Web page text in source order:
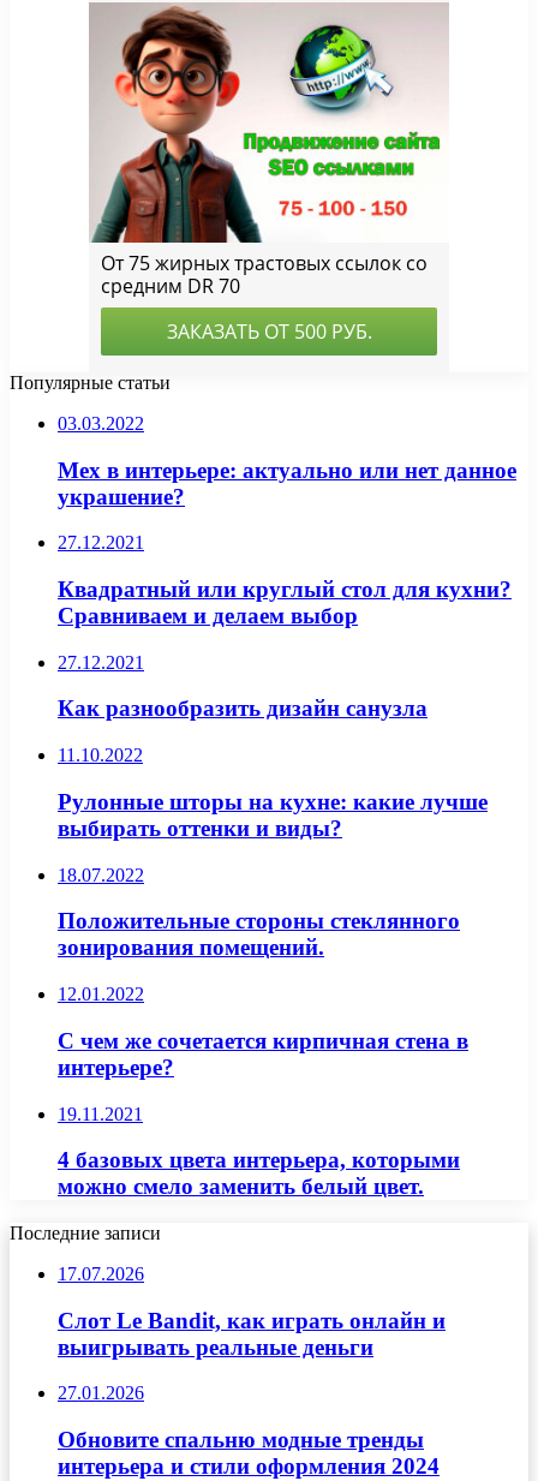
Популярные статьи
03.03.2022
Мех в интерьере: актуально или нет данное
украшение?
27.12.2021
Квадратный или круглый стол для кухни?
Сравниваем и делаем выбор
27.12.2021
Как разнообразить дизайн санузла
11.10.2022
Рулонные шторы на кухне: какие лучше
выбирать оттенки и виды?
18.07.2022
Положительные стороны стеклянного
зонирования помещений.
12.01.2022
С чем же сочетается кирпичная стена в
интерьере?
19.11.2021
4 базовых цвета интерьера, которыми
можно смело заменить белый цвет.
Последние записи
17.07.2026
Слот Le Bandit, как играть онлайн и
выигрывать реальные деньги
27.01.2026
Обновите спальню модные тренды
интерьера и стили оформления 2024